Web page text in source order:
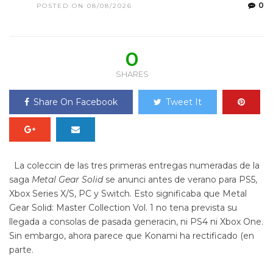
POSTED ON 08/08/2026 0
0
SHARES
Share On Facebook Tweet It
La coleccin de las tres primeras entregas numeradas de la
saga Metal Gear Solidse anunci antes de verano para PS5,
Xbox Series X/S, PC y Switch. Esto significaba que Metal
Gear Solid: Master Collection Vol. 1 no tena prevista su
llegada a consolas de pasada generacin, ni PS4 ni Xbox One.
Sin embargo, ahora parece que Konami ha rectificado (en
parte.